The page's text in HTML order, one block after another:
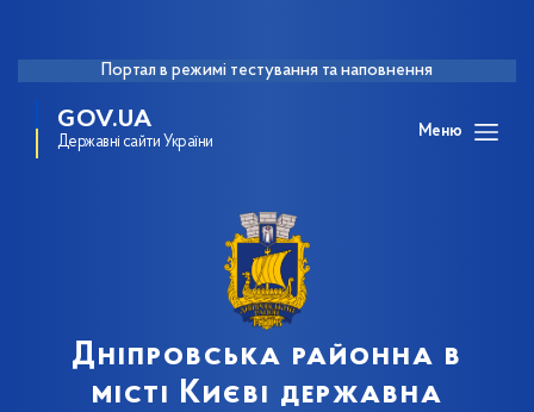
Портал в режимі тестування та наповнення
GOV.UA
Державні сайти України
Меню
Дніпровська районна в
місті Києві державна